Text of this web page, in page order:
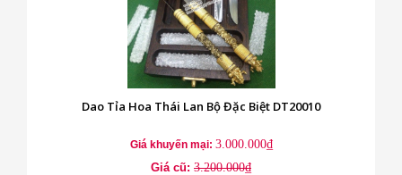
Dao Tỉa Hoa Thái Lan Bộ Đặc Biệt DT20010
Giá khuyến mại: 3.000.000₫
Giá cũ: 3.200.000₫